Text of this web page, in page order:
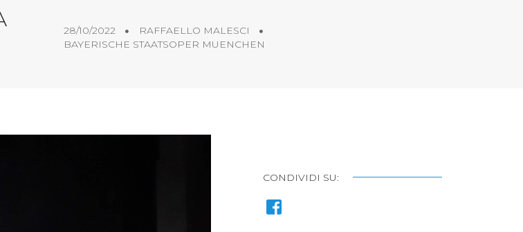
28/10/2022
RAFFAELLO MALESCI
BAYERISCHE STAATSOPER MUENCHEN
CONDIVIDI SU: